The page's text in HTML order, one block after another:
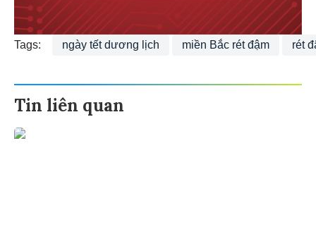
Tags: ngày tết dương lịch miền Bắc rét đậm rét
Tin liên quan